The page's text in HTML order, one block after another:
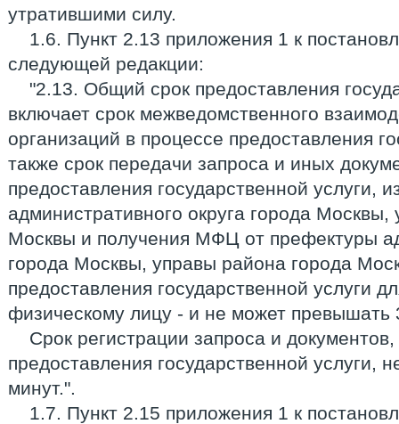
утратившими силу.
1.6. Пункт 2.13 приложения 1 к
следующей редакции:
"2.13. Общий срок предоставления
включает срок межведомственного
организаций в процессе предоставления
также срок передачи запроса и иных
предоставления государственной услуги,
административного округа города Москвы,
Москвы и получения МФЦ от префектуры
города Москвы, управы района города
предоставления государственной услуги
физическому лицу - и не может превышать
Срок регистрации запроса и
предоставления государственной услуги,
минут.".
1.7. Пункт 2.15 приложения 1 к